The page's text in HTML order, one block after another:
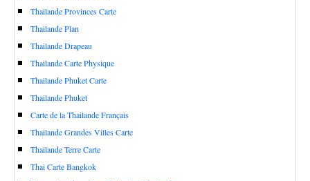
Thailande Provinces Carte
Thailande Plan
Thailande Drapeau
Thailande Carte Physique
Thailande Phuket Carte
Thailande Phuket
Carte de la Thailande Français
Thailande Grandes Villes Carte
Thailande Terre Carte
Thai Carte Bangkok